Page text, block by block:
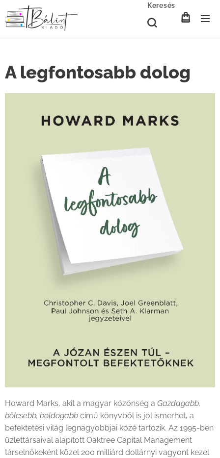
Keresés
A legfontosabb dolog
Howard Marks, akit a magyar közönség a Gazdagabb,
bölcsebb, boldogabb című könyvből is jól ismerhet, a
befektetési világ legnagyobbjai közé tartozik. Az 1995-ben
üzlettársaival alapított Oaktree Capital Management
társelnö­keként közel 200 milliárd dollárnyi vagyont kezel